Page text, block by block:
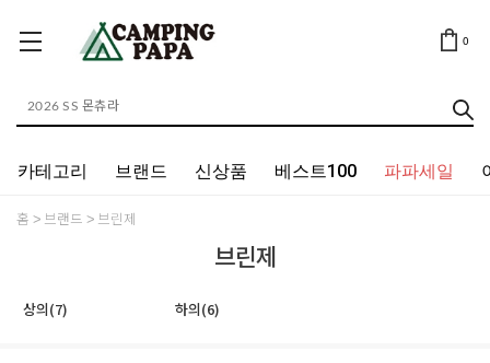
0
카테고리 브랜드 신상품 베스트100 파파세일
홈 브랜드 브린제
브린제
상의(7) 하의(6)